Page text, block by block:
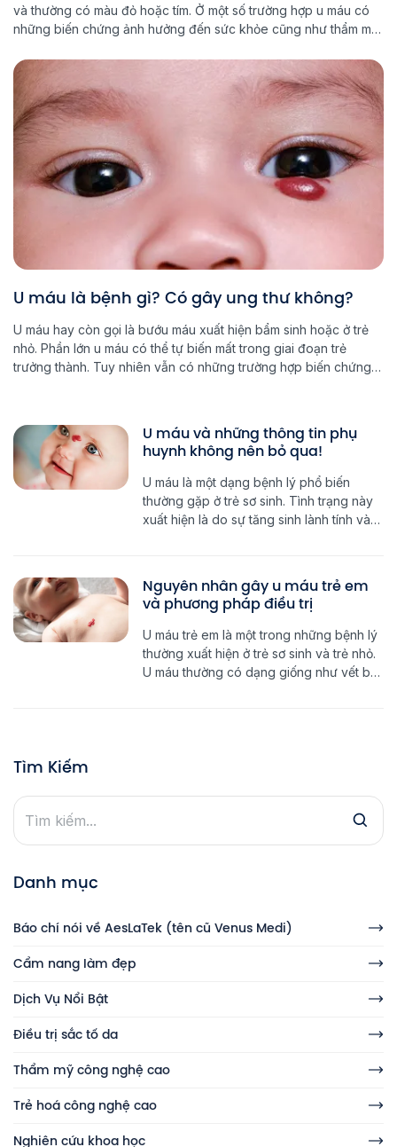
và thường có màu đỏ hoặc tím. Ở một số trường hợp u máu có
những biến chứng ảnh hưởng đến sức khỏe cũng như thẩm mỹ
điều […]
U máu là bệnh gì? Có gây ung thư không?
U máu hay còn gọi là bướu máu xuất hiện bẩm sinh hoặc ở trẻ
nhỏ. Phần lớn u máu có thể tự biến mất trong giai đoạn trẻ
trưởng thành. Tuy nhiên vẫn có những trường hợp biến chứng
U máu và những thông tin phụ
huynh không nên bỏ qua!
U máu là một dạng bệnh lý phổ biến
thường gặp ở trẻ sơ sinh. Tình trạng này
xuất hiện là do sự tăng sinh lành tính và
Nguyên nhân gây u máu trẻ em
và phương pháp điều trị
U máu trẻ em là một trong những bệnh lý
thường xuất hiện ở trẻ sơ sinh và trẻ nhỏ.
U máu thường có dạng giống như vết bớt
Tìm Kiếm
Danh mục
Báo chí nói về AesLaTek (tên cũ Venus Medi)
Cẩm nang làm đẹp
Dịch Vụ Nổi Bật
Điều trị sắc tố da
Thẩm mỹ công nghệ cao
Trẻ hoá công nghệ cao
Nghiên cứu khoa học